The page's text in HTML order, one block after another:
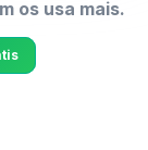
os usa mais.